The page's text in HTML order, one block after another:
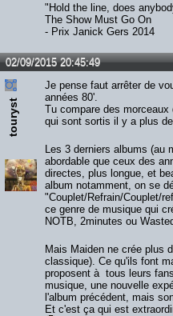
"Hold the line, does
The Show Must Go On
- Prix Janick Gers 2014
02/09/2015 20:45:49
touryst
Je pense faut arrêter de
années 80'.
Tu compare des
qui sont sortis il y a plus
Les 3 derniers albums
abordable que ceux des
directes, plus longue, et
album notamment, on se
"Couplet/Refrain/Couplet/
ce genre de musique qui
NOTB, 2minutes ou
Mais Maiden ne crée plus
classique). Ce qu'ils font
proposent à tous leurs
musique, une nouvelle
l'album précédent, mais
Et c'est ça qui est